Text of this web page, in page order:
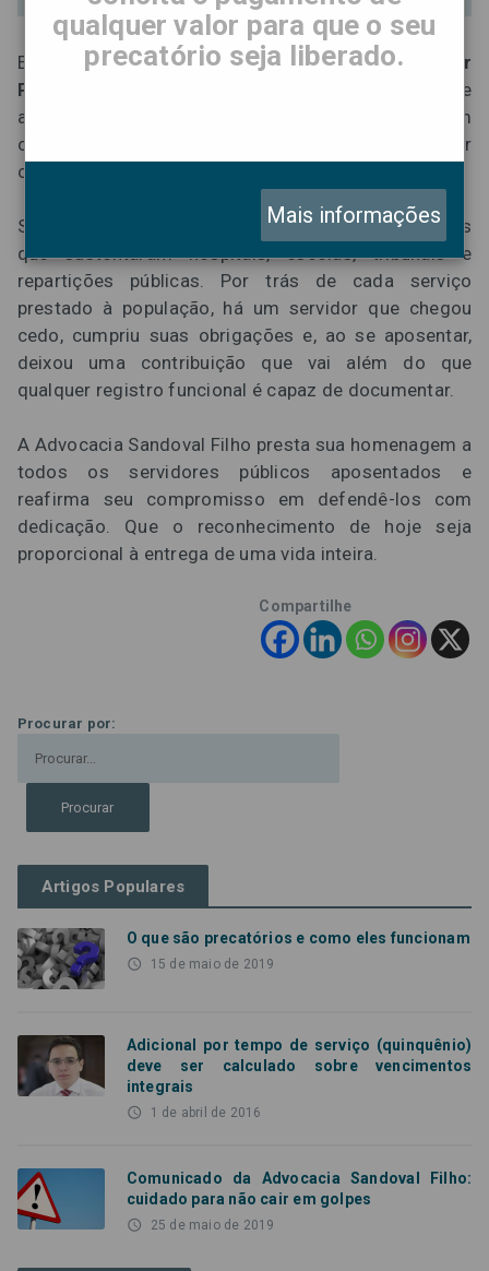
Em 17 de junho, o Brasil celebra oDia do Servidor
Público Aposentado
, data que convida a sociedade
a reconhecer e valorizar aqueles que escolheram
construir suas carreiras a serviço do Estado e, por
consequência, de todos os cidadãos.
São décadas de trabalho comprometido, de rotinas
que sustentaram hospitais, escolas, tribunais e
repartições públicas. Por trás de cada serviço
prestado à população, há um servidor que chegou
cedo, cumpriu suas obrigações e, ao se aposentar,
deixou uma contribuição que vai além do que
qualquer registro funcional é capaz de documentar.
A Advocacia Sandoval Filho presta sua homenagem a
todos os servidores públicos aposentados e
reafirma seu compromisso em defendê-los com
dedicação. Que o reconhecimento de hoje seja
proporcional à entrega de uma vida inteira.
Compartilhe
Procurar por:
Artigos Populares
O que são precatórios e como eles funcionam
access_time 15 de maio de 2019
Adicional por tempo de serviço (quinquênio)
deve ser calculado sobre vencimentos
integrais
access_time 1 de abril de 2016
Comunicado da Advocacia Sandoval Filho:
cuidado para não cair em golpes
access_time 25 de maio de 2019
qualquer valor para que o seu
precatório seja liberado.
Mais informações